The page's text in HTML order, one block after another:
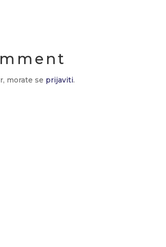
morate se prijaviti.